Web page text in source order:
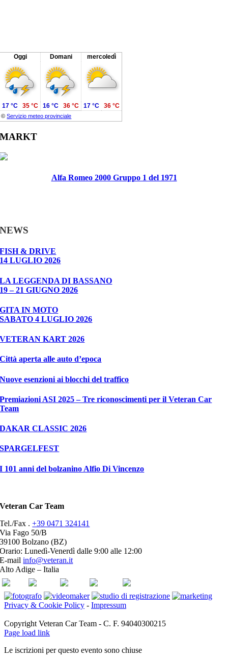
Oggi Domani mercoledì
©Servizio meteo provinciale
17 °C 35 °C 16 °C 36 °C 17 °C 36 °C
MARKT
Alfa Romeo 2000 Gruppo 1 del 1971
NEWS
FISH & DRIVE
14 LUGLIO 2026
LA LEGGENDA DI BASSANO
19 – 21 GIUGNO 2026
GITA IN MOTO
SABATO 4 LUGLIO 2026
VETERAN KART 2026
Città aperta alle auto d’epoca
Nuove esenzioni ai blocchi del traffico
Premiazioni ASI 2025 – Tre riconoscimenti per il Veteran Car
Team
DAKAR CLASSIC 2026
SPARGELFEST
I 101 anni del bolzanino Alfio Di Vincenzo
Veteran Car Team
Tel./Fax .+39 0471 324141
Via Fago 50/B
39100 Bolzano (BZ)
Orario: Lunedì-Venerdì dalle 9:00 alle 12:00
E-mailinfo@veteran.it
Alto Adige – Italia
ASI
FIVA ACI youtube facebook
Privacy & Cookie Policy - Impressum
Copyright Veteran Car Team - C. F. 94040300215
Page load link
Le iscrizioni per questo evento sono chiuse